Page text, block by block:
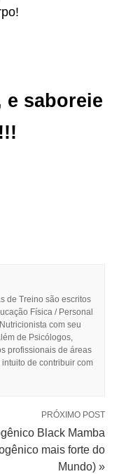
e saboreie
de Treino são escritos
Física / Personal
com seu
de Psicólogos,
profissionais de áreas
de contribuir com
PRÓXIMO POST
Black Mamba
mais forte do
Mundo) »